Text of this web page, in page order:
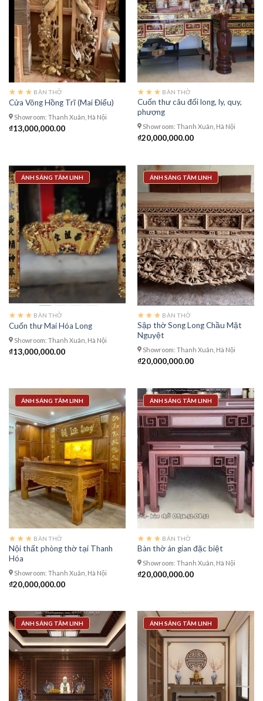
BÀN THỜ
Cửa Võng Hồng Trĩ (Mai Điểu)
Showroom: Thanh Xuân, Hà Nội
₫13,000,000.00
BÀN THỜ
Cuốn thư câu đối long, ly, quy,
phượng
Showroom: Thanh Xuân, Hà Nội
₫20,000,000.00
ÁNH SÁNG TÂM LINH
BÀN THỜ
Cuốn thư Mai Hóa Long
Showroom: Thanh Xuân, Hà Nội
₫13,000,000.00
ÁNH SÁNG TÂM LINH
BÀN THỜ
Sập thờ Song Long Chầu Mặt
Nguyệt
Showroom: Thanh Xuân, Hà Nội
₫20,000,000.00
ÁNH SÁNG TÂM LINH
BÀN THỜ
Nội thất phòng thờ tại Thanh
Hóa
Showroom: Thanh Xuân, Hà Nội
₫20,000,000.00
ÁNH SÁNG TÂM LINH
BÀN THỜ
Bàn thờ án gian đặc biệt
Showroom: Thanh Xuân, Hà Nội
₫20,000,000.00
ÁNH SÁNG TÂM LINH ÁNH SÁNG TÂM LINH